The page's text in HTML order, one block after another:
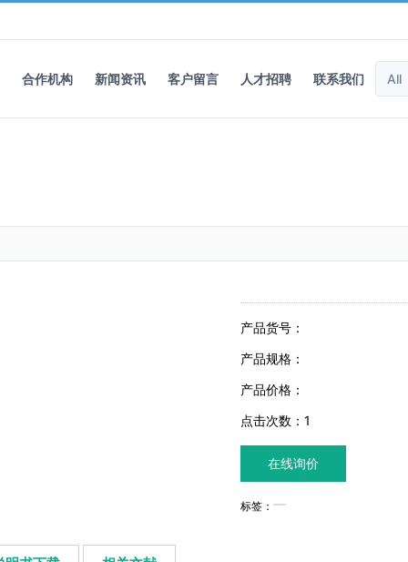
合作机构 新闻资讯 客户留言 人才招聘 联系我们
产品货号：
产品规格：
产品价格：
点击次数： 1
在线询价
标签：